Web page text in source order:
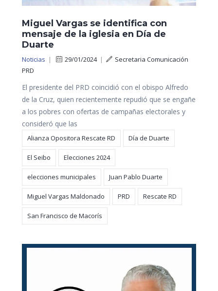
Miguel Vargas se identifica con
mensaje de la iglesia en Día de
Duarte
Noticias | 29/01/2024|
Secretaria Comunicación
PRD
El presidente del PRD coincidió con el obispo Alfredo
de la Cruz, quien recientemente repudió que se engañe
a los pobres con ofertas de campañas electorales y
consideró que las
Alianza Opositora Rescate RD Día de Duarte
El Seibo Elecciones 2024
elecciones municipales Juan Pablo Duarte
Miguel Vargas Maldonado PRD Rescate RD
San Francisco de Macorís